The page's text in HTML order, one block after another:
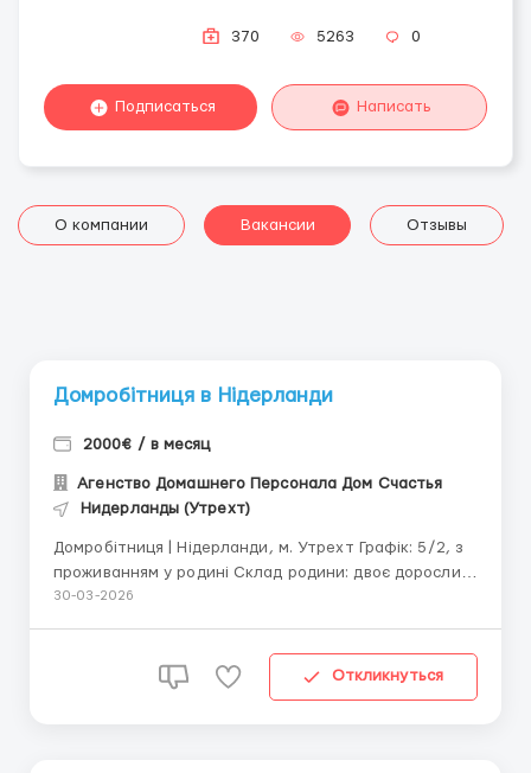
370 5263 0
Подписаться Написать
О компании Вакансии Отзывы
Домробітниця в Нідерланди
2000€ / в месяц
Агенство Домашнего Персонала Дом Счастья
Нидерланды (Утрехт)
Домробітниця | Нідерланди, м. Утрехт Графік: 5/2, з
проживанням у родині Склад родини: двоє дорослих,
один школяр Обов’язки: – Прибирання будинку
30-03-2026
Откликнуться